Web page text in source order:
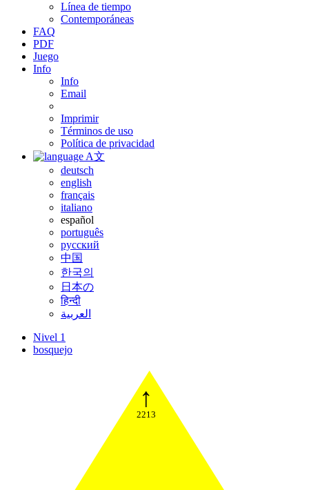
Línea de tiempo
Contemporáneas
FAQ
PDF
Juego
Info
Info
Email
Imprimir
Términos de uso
Política de privacidad
A文
deutsch
english
français
italiano
español
português
русский
中国
한국의
日本の
हिन्दी
العربية
Nivel 1
bosquejo
↑
2213